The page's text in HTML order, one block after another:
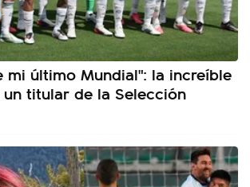
mi último Mundial": la increíble
titular de la Selección